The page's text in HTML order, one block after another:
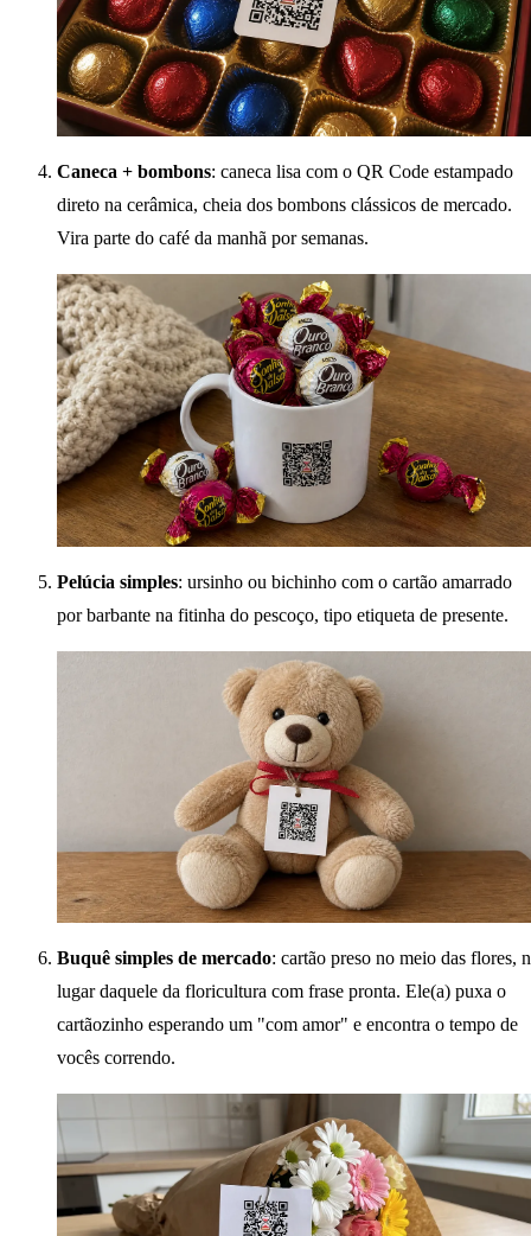
Caneca + bombons: caneca lisa com o QR Code estampado
direto na cerâmica, cheia dos bombons clássicos de mercado.
Vira parte do café da manhã por semanas.
Pelúcia simples: ursinho ou bichinho com o cartão amarrado
por barbante na fitinha do pescoço, tipo etiqueta de presente.
Buquê simples de mercado: cartão preso no meio das flores,
lugar daquele da floricultura com frase pronta. Ele(a) puxa o
cartãozinho esperando um "com amor" e encontra o tempo de
vocês correndo.